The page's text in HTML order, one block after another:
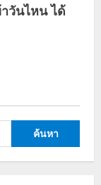
าวันไหน ได้